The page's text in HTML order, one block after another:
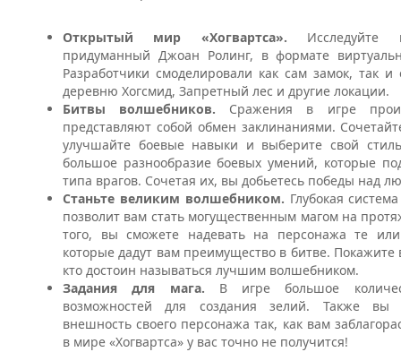
Открытый мир «Хогвартса».
придуманный Джоан Ролинг, в формате
Разработчики смоделировали как сам замок, так и
деревню Хогсмид, Запретный лес и другие локации.
Битвы волшебников. Сражения в игре
представляют собой обмен заклинаниями.
улучшайте боевые навыки и выберите свой
большое разнообразие боевых умений, которые
типа врагов. Сочетая их, вы добьетесь победы над
Станьте великим волшебником. Глубокая
позволит вам стать могущественным магом на
того, вы сможете надевать на персонажа те
которые дадут вам преимущество в битве. Покажите
кто достоин называться лучшим волшебником.
Задания для мага. В игре большое
возможностей для создания зелий. Также вы
внешность своего персонажа так, как вам
в мире «Хогвартса» у вас точно не получится!